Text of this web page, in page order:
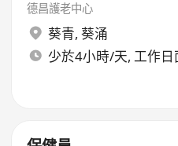
德昌護老中心
葵青, 葵涌
少於4小時/天, 工作日